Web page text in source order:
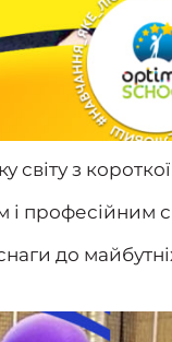
світу з
і професійним
до